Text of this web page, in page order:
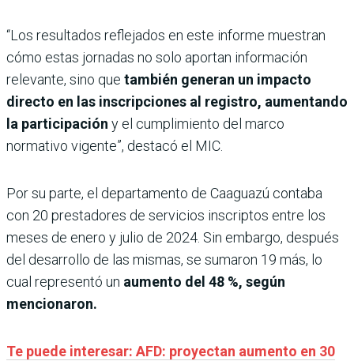
“Los resultados reflejados en este informe muestran
cómo estas jornadas no solo aportan información
relevante, sino que también generan un impacto
directo en las inscripciones al registro, aumentando
la participación y el cumplimiento del marco
normativo vigente”, destacó el MIC.
Por su parte, el departamento de Caaguazú contaba
con 20 prestadores de servicios inscriptos entre los
meses de enero y julio de 2024. Sin embargo, después
del desarrollo de las mismas, se sumaron 19 más, lo
cual representó un aumento del 48 %, según
mencionaron.
Te puede interesar: AFD: proyectan aumento en 30